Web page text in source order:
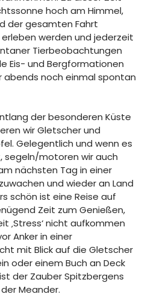
hoch am Himmel,
der gesamten Fahrt
erleben werden und jederzeit
Tierbeobachtungen
Eis- und Bergformationen
abends noch einmal spontan
der besonderen Küste
wir Gletscher und
Gelegentlich und wenn es
segeln/motoren wir auch
nächsten Tag in einer
und wieder an Land
schön ist eine Reise auf
Zeit zum Genießen,
‚Stress‘ nicht aufkommen
Anker in einer
mit Blick auf die Gletscher
oder einem Buch an Deck
der Zauber Spitzbergens
Meander.